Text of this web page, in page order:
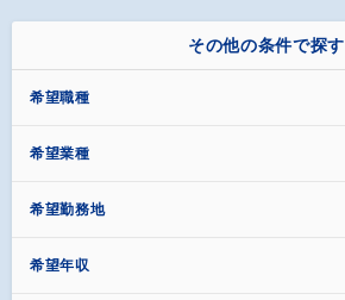
その他の条件で探す
希望職種
希望業種
希望勤務地
希望年収